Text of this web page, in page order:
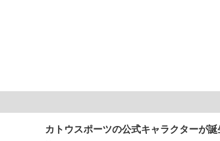
カトウスポーツの公式キャラクターが誕